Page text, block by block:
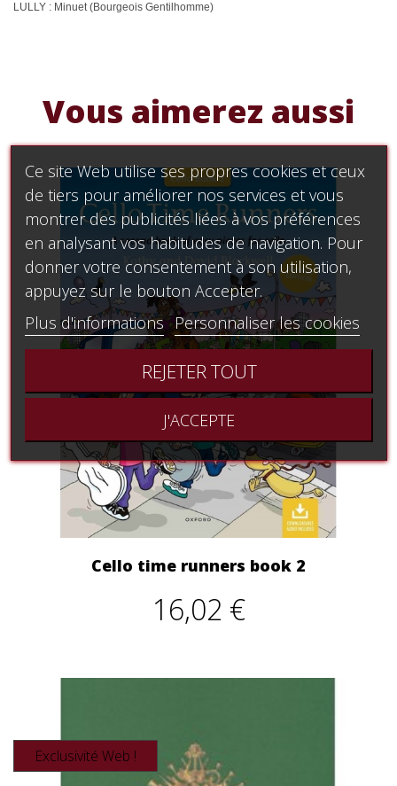
LULLY : Minuet (Bourgeois Gentilhomme)
Vous aimerez aussi
Cello time runners book 2
16,02 €
Exclusivité Web !
Ce site Web utilise ses propres cookies et ceux
de tiers pour améliorer nos services et vous
montrer des publicités liées à vos préférences
en analysant vos habitudes de navigation. Pour
donner votre consentement à son utilisation,
appuyez sur le bouton Accepter.
Plus d'informations Personnaliser les cookies
REJETER TOUT
J'ACCEPTE